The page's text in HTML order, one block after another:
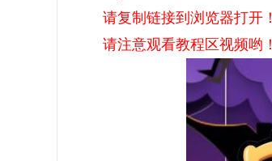
请复制链接到浏览器打开！
请注意观看教程区视频哟！